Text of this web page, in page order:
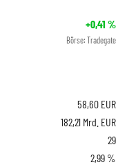
+0,41 %
Börse: Tradegate
58,60 EUR
182,21 Mrd. EUR
29
2,99 %